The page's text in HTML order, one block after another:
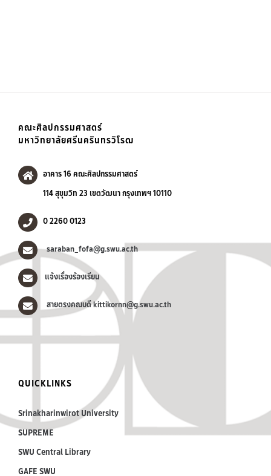
คณะศิลปกรรมศาสตร์
มหาวิทยาลัยศรีนครินทรวิโรฒ
อาคาร 16 คณะศิลปกรรมศาสตร์
114 สุขุมวิท 23 เขตวัฒนา กรุงเทพฯ 10110
0 2260 0123
saraban_fofa@g.swu.ac.th
แจ้งเรื่องร้องเรียน
สายตรงคณบดี kittikornn@g.swu.ac.th
QUICKLINKS
Srinakharinwirot University
SUPREME
SWU Central Library
GAFE SWU